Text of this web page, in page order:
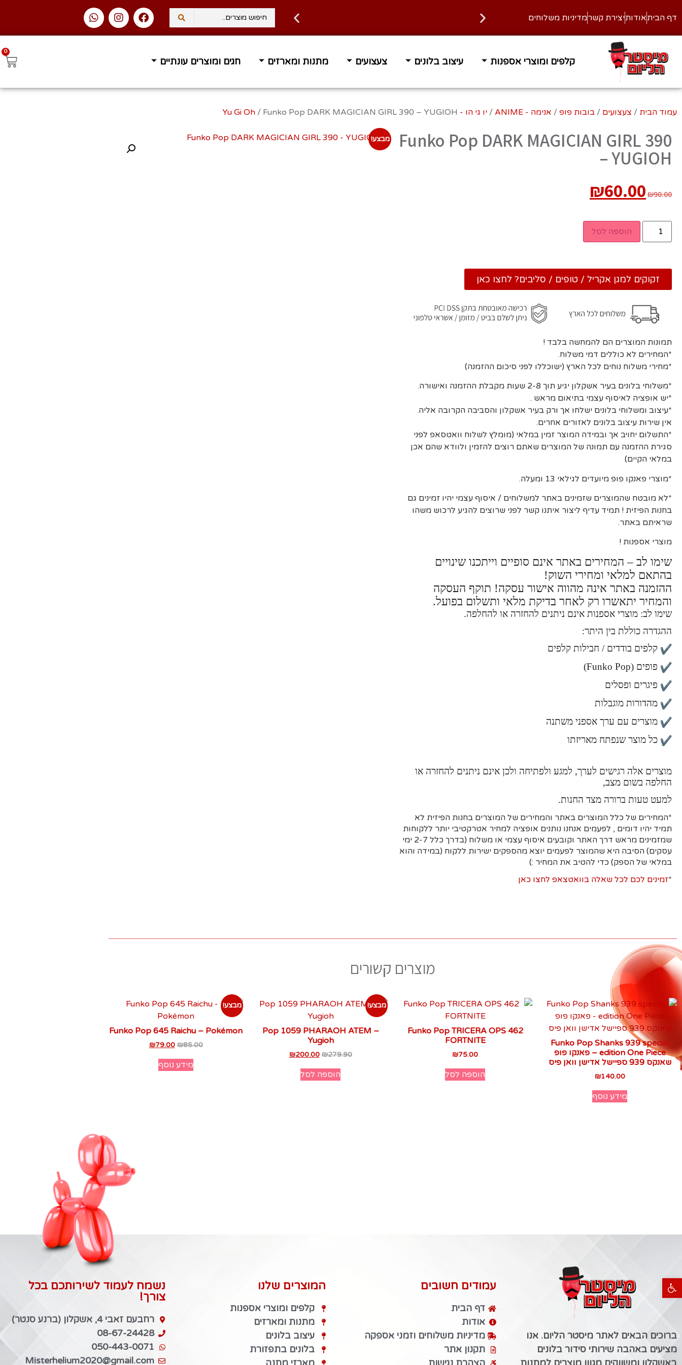
פתח סרגל נגישות
דף הביתאודותיצירת קשרמדיניות משלוחים
קלפים ומוצרי אספנות עיצוב בלונים צעצועים מתנות ומארזים חגים ומוצרים עונתיים
0
עמוד הבית / צעצועים / בובות פופ / אנימה - ANIME / יו גי הו - Yu Gi Oh / Funko Pop DARK MAGICIAN GIRL 390 – YUGIOH
Funko Pop DARK MAGICIAN GIRL 390
– YUGIOH
₪90.00
₪60.00
הוספה לסל
זקוקים למגן אקריל / טופים / סליבים? לחצו כאן
תמונות המוצרים הם להמחשה בלבד !
*המחירים לא כוללים דמי משלוח.
*מחירי משלוח נוחים לכל הארץ (ישוכללו לפני סיכום ההזמנה)
*משלוחי בלונים בעיר אשקלון יגיע תוך 2-8 שעות מקבלת ההזמנה ואישורה.
*יש אופציה לאיסוף עצמי בתיאום מראש .
*עיצוב ומשלוחי בלונים ישלחו אך ורק בעיר אשקלון והסביבה הקרובה אליה.
אין שירות עיצוב בלונים לאזורים אחרים.
*התשלום יחויב אך ובמידה המוצר זמין במלאי (מומלץ לשלוח וואטסאפ לפני
סגירת ההזמנה עם תמונה של המוצרים שאתם רוצים להזמין ולוודא שהם אכן
במלאי הקיים)
*מוצרי פאנקו פופ מיועדים לגילאי 13 ומעלה.
*לא מובטח שהמוצרים שזמינים באתר למשלוחים / איסוף עצמי יהיו זמינים גם
בחנות הפיזית ! תמיד עדיף ליצור איתנו קשר לפני שרוצים להגיע לרכוש משהו
שראיתם באתר.
מוצרי אספנות !
שימו לב – המחירים באתר אינם סופיים וייתכנו שינויים
בהתאם למלאי ומחירי השוק!
ההזמנה באתר אינה מהווה אישור עסקה! תוקף העסקה
והמחיר יתאשרו רק לאחר בדיקת מלאי ותשלום בפועל.
שימו לב: מוצרי אספנות אינם ניתנים להחזרה או להחלפה.
ההגדרה כוללת בין היתר:
קלפים בודדים / חבילות קלפים
פופים (Funko Pop)
פיגרים ופסלים
מהדורות מוגבלות
מוצרים עם ערך אספני משתנה
כל מוצר שנפתח מאריזתו
מוצרים אלה רגישים לערך, למגע ולפתיחה ולכן אינם ניתנים להחזרה או
החלפה בשום מצב,
למעט טעות ברורה מצד החנות.
*המחירים של כלל המוצרים באתר והמחירים של המוצרים בחנות הפיזית לא
תמיד יהיו דומים , לפעמים אנחנו נותנים אופציה למחיר אטרקטיבי יותר ללקוחות
שמזמינים מראש דרך האתר וקובעים איסוף עצמי או משלוח (בדרך כלל 2-7 ימי
עסקים) הסיבה היא שהמוצר לפעמים יוצא מהספקים ישירות ללקוח (במידה והוא
במלאי של הספק) כדי להטיב את המחיר :)
*זמינים לכם לכל שאלה בוואטצאפ לחצו כאן
מבצע!
מוצרים קשורים
Funko Pop Shanks 939 special
edition One Piece – פאנקו פופ
שאנקס 939 ספיישל אדישן וואן פיס
₪140.00
מידע נוסף
Funko Pop TRICERA OPS 462
FORTNITE
₪75.00
הוספה לסל
מבצע!
Pop 1059 PHARAOH ATEM –
Yugioh
₪279.90
₪200.00
הוספה לסל
מבצע!
Funko Pop 645 Raichu – Pokémon
₪85.00
₪79.00
מידע נוסף
ברוכים הבאים לאתר מיסטר הליום. אנו
מציעים באהבה שירותי סידור בלונים
עמודים חשובים
דף הבית
אודות
מדיניות משלוחים וזמני אספקה
תקנון אתר
המוצרים שלנו
קלפים ומוצרי אספנות
מתנות ומארזים
עיצוב בלונים
בלונים בתפזורת
נשמח לעמוד לשירותכם בכל
צורך!
רחבעם זאבי 4, אשקלון (ברנע סנטר)
08-67-24428
050-443-0071
Misterhelium2020@gmail.com